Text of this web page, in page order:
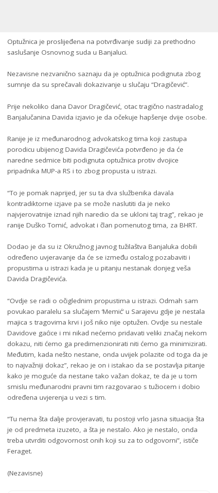
Optužnica je proslijeđena na potvrđivanje sudiji za prethodno
saslušanje Osnovnog suda u Banjaluci.
Nezavisne nezvanično saznaju da je optužnica podignuta zbog
sumnje da su sprečavali dokazivanje u slučaju “Dragičević”.
Prije nekoliko dana Davor Dragičević, otac tragično nastradalog
Banjalučanina Davida izjavio je da očekuje hapšenje dvije osobe.
Ranije je iz međunarodnog advokatskog tima koji zastupa
porodicu ubijenog Davida Dragičevića potvrđeno je da će
naredne sedmice biti podignuta optužnica protiv dvojice
pripadnika MUP-a RS i to zbog propusta u istrazi.
“To je pomak naprijed, jer su ta dva službenika davala
kontradiktorne izjave pa se može naslutiti da je neko
najvjerovatnije iznad njih naredio da se ukloni taj trag”, rekao je
ranije Duško Tomić, advokat i član pomenutog tima, za BHRT.
Dodao je da su iz Okružnog javnog tužilaštva Banjaluka dobili
određeno uvjeravanje da će se između ostalog pozabaviti i
propustima u istrazi kada je u pitanju nestanak donjeg veša
Davida Dragičevića.
“Ovdje se radi o očiglednim propustima u istrazi. Odmah sam
povukao paralelu sa slučajem ‘Memić’ u Sarajevu gdje je nestala
majica s tragovima krvi i još niko nije optužen. Ovdje su nestale
Davidove gaćice i mi nikad nećemo pridavati veliki značaj nekom
dokazu, niti ćemo ga predimenzionirati niti ćemo ga minimizirati.
Međutim, kada nešto nestane, onda uvijek polazite od toga da je
to najvažniji dokaz”, rekao je on i istakao da se postavlja pitanje
kako je moguće da nestane tako važan dokaz, te da je u tom
smislu međunarodni pravni tim razgovarao s tužiocem i dobio
određena uvjerenja u vezi s tim.
“Tu nema šta dalje provjeravati, tu postoji vrlo jasna situacija šta
je od predmeta izuzeto, a šta je nestalo. Ako je nestalo, onda
treba utvrditi odgovornost onih koji su za to odgovorni”, ističe
Feraget.
(Nezavisne)